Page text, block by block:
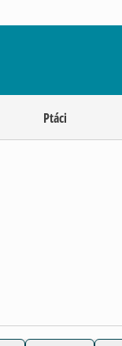
Ptáci